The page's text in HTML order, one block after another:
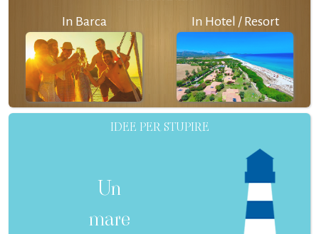
In Barca In Hotel / Resort
IDEE PER STUPIRE
Un
mare